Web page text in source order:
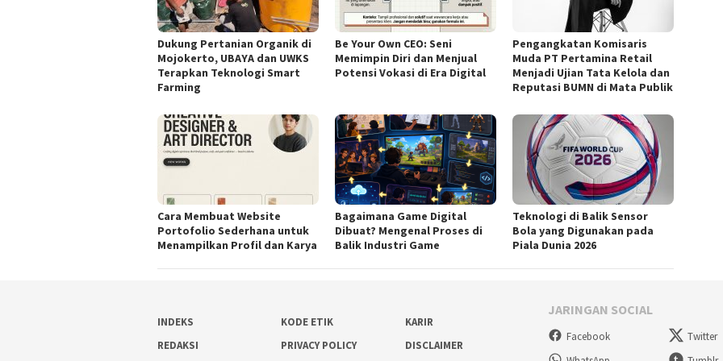
Dukung Pertanian Organik di
Mojokerto, UBAYA dan UWKS
Terapkan Teknologi Smart
Farming
Be Your Own CEO: Seni
Memimpin Diri dan Menjual
Potensi Vokasi di Era Digital
Pengangkatan Komisaris
Muda PT Pertamina Retail
Menjadi Ujian Tata Kelola dan
Reputasi BUMN di Mata Publik
Cara Membuat Website
Portofolio Sederhana untuk
Menampilkan Profil dan Karya
Bagaimana Game Digital
Dibuat? Mengenal Proses di
Balik Industri Game
Teknologi di Balik Sensor
Bola yang Digunakan pada
Piala Dunia 2026
INDEKS KODE ETIK
KARIR
REDAKSI
PRIVACY POLICY DISCLAIMER
JARINGAN SOCIAL
Facebook Twitter